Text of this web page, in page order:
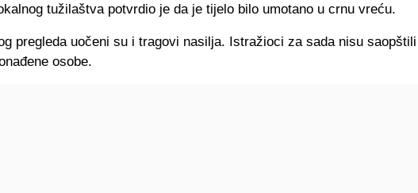
tužilaštva potvrdio je da je tijelo bilo umotano u crnu vreću.
pregleda uočeni su i tragovi nasilja. Istražioci za sada nisu saopštili
osobe.